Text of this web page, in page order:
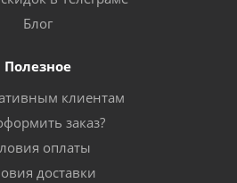
Блог
Полезное
клиентам
заказ?
оплаты
доставки